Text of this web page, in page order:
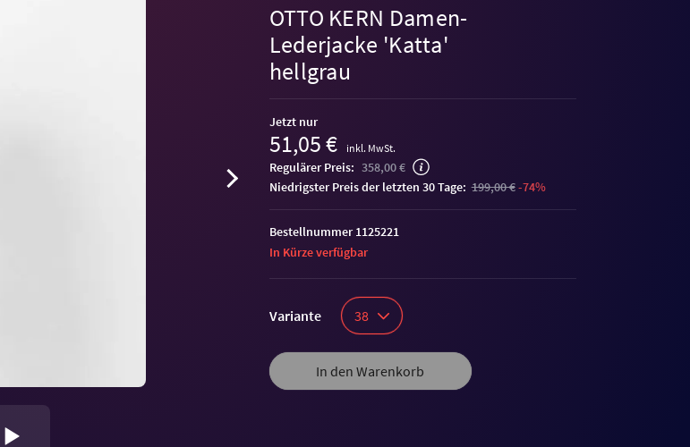
OTTO KERN Damen-
Lederjacke 'Katta'
hellgrau
Jetzt nur
51,05 € inkl. MwSt.
Regulärer Preis: 358,00 €
niedrigster Preis der letzten 30 Tage: 199,00 €-74%
Variante 38
In den Warenkorb
Bestellnummer 1125221
In Kürze verfügbar